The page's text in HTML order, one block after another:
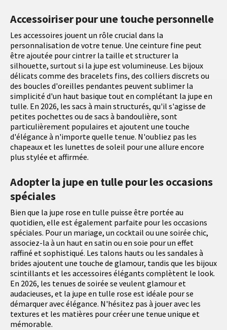
Accessoiriser pour une touche personnelle
Les accessoires jouent un rôle crucial dans la
personnalisation de votre tenue. Une ceinture fine peut
être ajoutée pour cintrer la taille et structurer la
silhouette, surtout si la jupe est volumineuse. Les bijoux
délicats comme des bracelets fins, des colliers discrets ou
des boucles d'oreilles pendantes peuvent sublimer la
simplicité d'un haut basique tout en complétant la jupe en
tulle. En 2026, les sacs à main structurés, qu'il s'agisse de
petites pochettes ou de sacs à bandoulière, sont
particulièrement populaires et ajoutent une touche
d'élégance à n'importe quelle tenue. N'oubliez pas les
chapeaux et les lunettes de soleil pour une allure encore
plus stylée et affirmée.
Adopter la jupe en tulle pour les occasions
spéciales
Bien que la jupe rose en tulle puisse être portée au
quotidien, elle est également parfaite pour les occasions
spéciales. Pour un mariage, un cocktail ou une soirée chic,
associez-la à un haut en satin ou en soie pour un effet
raffiné et sophistiqué. Les talons hauts ou les sandales à
brides ajoutent une touche de glamour, tandis que les bijoux
scintillants et les accessoires élégants complètent le look.
En 2026, les tenues de soirée se veulent glamour et
audacieuses, et la jupe en tulle rose est idéale pour se
démarquer avec élégance. N'hésitez pas à jouer avec les
textures et les matières pour créer une tenue unique et
mémorable.